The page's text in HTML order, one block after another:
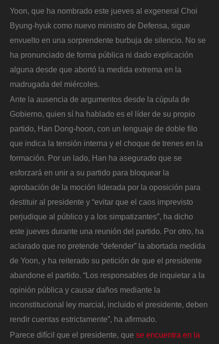
Yoon, que ha nombrado este jueves al exgeneral Choi
Byung-hyuk como nuevo ministro de Defensa, sigue
envuelto en una sorprendente burbuja de silencio. No se
ha pronunciado de forma pública ni dado explicación
alguna desde que abortó la medida extrema en la
madrugada del miércoles.
Ante la ausencia de argumentos desde la cúpula de
Gobierno, quien sí ha hablado es el líder de su propio
partido, Han Dong-hoon, con un lenguaje de doble filo
que indica la tensión interna y el choque de trenes en la
formación. Por un lado, Han ha asegurado que se
esforzará en unir a su partido para bloquear la
aprobación de la moción liderada por la oposición para
destituir al presidente y “evitar que el caos imprevisto
perjudique al público y a los simpatizantes”, ha dicho
este jueves durante una reunión del partido. Por otro, ha
aclarado que no pretende “defender” la abortada medida
de Yoon, y ha reiterado su petición de que el presidente
abandone el partido. “Los responsables de inquietar a la
opinión pública y causar daños mediante la
inconstitucional ley marcial, incluido el presidente, deben
rendir cuentas estrictamente”, ha afirmado.
Parece difícil que el presidente, que se encuentra en la